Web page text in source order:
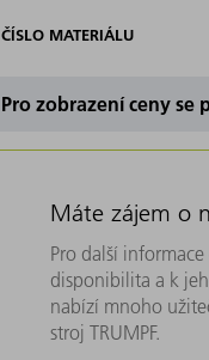
ČÍSLO MATERIÁLU
Pro zobrazení ceny se
Máte zájem o
Pro další
disponibilita a k
nabízí mnoho
stroj TRUMPF.